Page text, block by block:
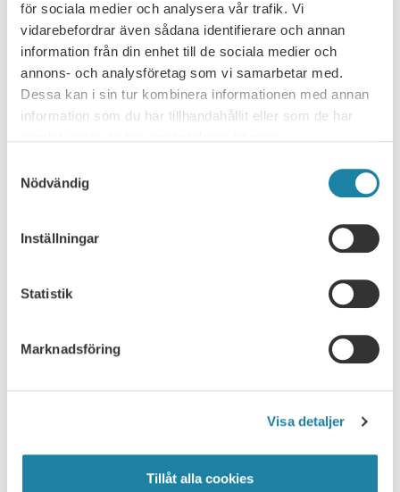
för sociala medier och analysera vår trafik. Vi
vidarebefordrar även sådana identifierare och annan
information från din enhet till de sociala medier och
annons- och analysföretag som vi samarbetar med.
Dessa kan i sin tur kombinera informationen med annan
information som du har tillhandahållit eller som de har
Nödvändig
Inställningar
Statistik
Marknadsföring
Visa detaljer
Tillåt alla cookies
16
SEP
Digitalt
Akademikerveckan – webbinarium: Är
du redo för framtidens arbetsliv?
efterfrågad krävs nya sätt att tänka, lära och leda sig
16 september, 2026
Läs mer
17
Webinar: How to maximize your salary
discussion. SULF's ombudsmen Mikael Brisslert and Malin
how to prepare you for your next …